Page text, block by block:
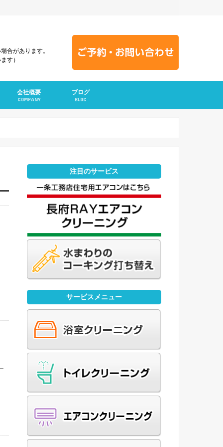
合があります。
す）
会社概要
COMPANY
ブログ
BLOG
注目のサービス
サービスメニュー